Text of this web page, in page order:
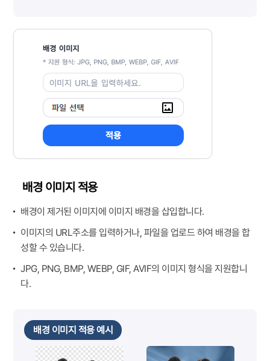
배경 이미지 적용
배경이 제거된 이미지에 이미지 배경을 삽입합니다.
이미지의 URL주소를 입력하거나, 파일을 업로드 하여 배경을 합
성할 수 있습니다.
JPG, PNG, BMP, WEBP, GIF, AVIF의 이미지 형식을 지원합니
다.
배경 이미지 적용 예시